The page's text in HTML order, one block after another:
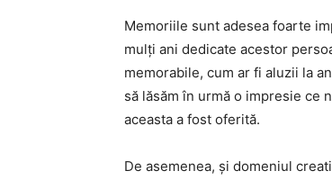
Memoriile sunt adesea foarte
mulți ani dedicate acestor
memorabile, cum ar fi aluzii la
să lăsăm în urmă o impresie ce
aceasta a fost oferită.
De asemenea, și domeniul